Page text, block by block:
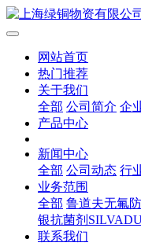
网站首页
热门推荐
关于我们
全部 公司简介 企
产品中心
新闻中心
全部 公司动态 行
业务范围
全部 鲁道夫无氟
银抗菌剂
联系我们